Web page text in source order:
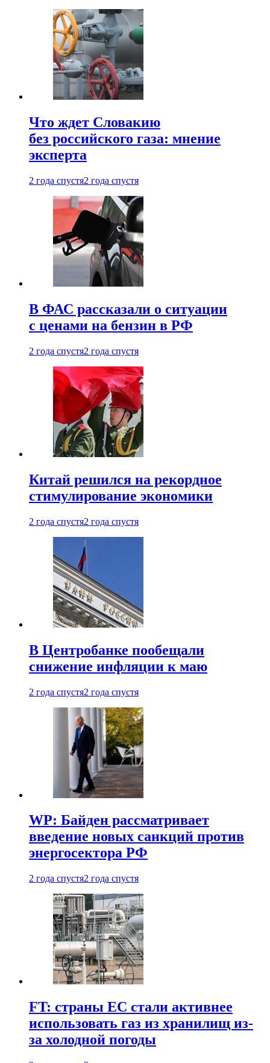
Что ждет Словакию
без российского газа: мнение
эксперта
2 года спустя2 года спустя
В ФАС рассказали о ситуации
с ценами на бензин в РФ
2 года спустя2 года спустя
Китай решился на рекордное
стимулирование экономики
2 года спустя2 года спустя
В Центробанке пообещали
снижение инфляции к маю
2 года спустя2 года спустя
WP: Байден рассматривает
введение новых санкций против
энергосектора РФ
2 года спустя2 года спустя
FT: страны ЕС стали активнее
использовать газ из хранилищ из-
за холодной погоды